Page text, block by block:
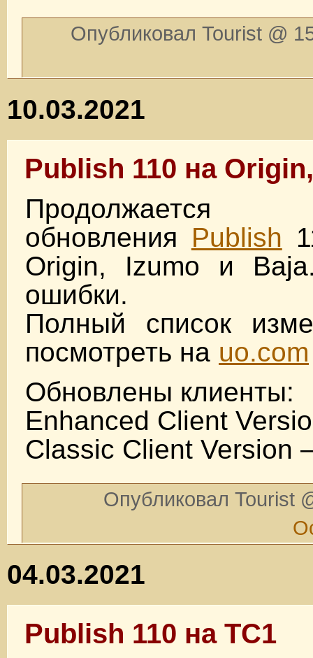
Опубликовал Tourist @
10.03.2021
Publish 110 на
Продолжается
обновления Publish
Origin, Izumo и
ошибки.
Полный список
посмотреть на uo.com
Обновлены клиенты:
Enhanced Client
Classic Client Version
Опубликовал Tourist
04.03.2021
Publish 110 на TC1